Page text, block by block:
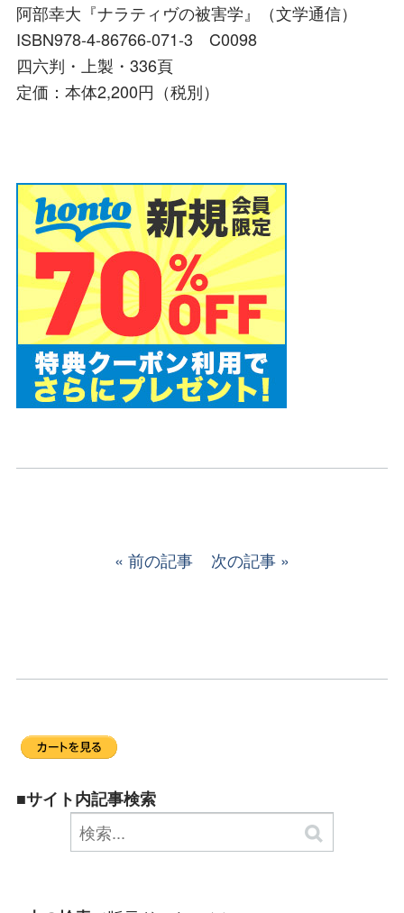
阿部幸大『ナラティヴの被害学』（文学通信）
ISBN978-4-86766-071-3 C0098
四六判・上製・336頁
定価：本体2,200円（税別）
前の記事 次の記事
■サイト内記事検索